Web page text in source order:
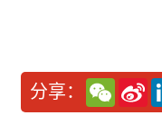
分享：
W
e
C
S
n